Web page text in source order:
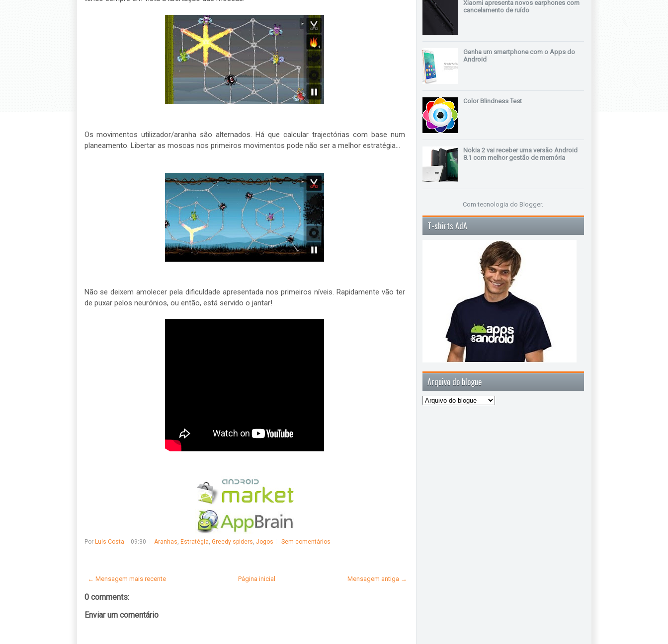
Os movimentos utilizador/aranha são alternados. Há que calcular trajectórias com base num
planeamento. Libertar as moscas nos primeiros movimentos pode não ser a melhor estratégia...
Não se deixem amolecer pela dificuldade apresentada nos primeiros níveis. Rapidamente vão ter
de puxar pelos neurónios, ou então, está servido o jantar!
Por Luís Costa 09:30 Aranhas, Estratégia, Greedy spiders, Jogos Sem comentários
← Mensagem mais recente Mensagem antiga →
Página inicial
0 comments:
Enviar um comentário
Xiaomi apresenta novos earphones com
cancelamento de ruído
Ganha um smartphone com o Apps do
Android
Color Blindness Test
Nokia 2 vai receber uma versão Android
8.1 com melhor gestão de memória
Com tecnologia do Blogger.
T-shirts AdA
Arquivo do blogue